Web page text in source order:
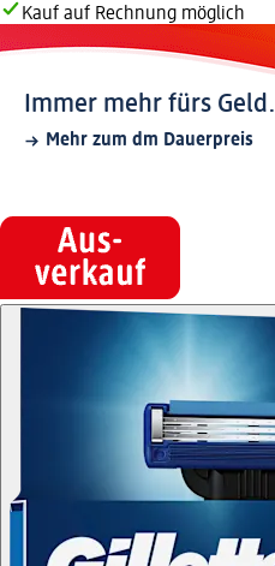
Kauf auf Rechnung möglich
Immer mehr fürs Geld.
Mehr zum dm Dauerpreis